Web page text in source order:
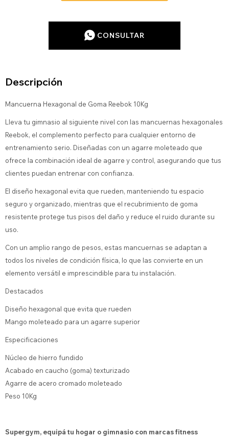
CONSULTAR
Descripción
Mancuerna Hexagonal de Goma Reebok 10Kg
Lleva tu gimnasio al siguiente nivel con las mancuernas hexagonales
Reebok, el complemento perfecto para cualquier entorno de
entrenamiento serio. Diseñadas con un agarre moleteado que
ofrece la combinación ideal de agarre y control, asegurando que tus
clientes puedan entrenar con confianza.
El diseño hexagonal evita que rueden, manteniendo tu espacio
seguro y organizado, mientras que el recubrimiento de goma
resistente protege tus pisos del daño y reduce el ruido durante su
uso.
Con un amplio rango de pesos, estas mancuernas se adaptan a
todos los niveles de condición física, lo que las convierte en un
elemento versátil e imprescindible para tu instalación.
Destacados
Diseño hexagonal que evita que rueden
Mango moleteado para un agarre superior
Especificaciones
Núcleo de hierro fundido
Acabado en caucho (goma) texturizado
Agarre de acero cromado moleteado
Peso 10Kg
Supergym, equipá tu hogar o gimnasio con marcas fitness